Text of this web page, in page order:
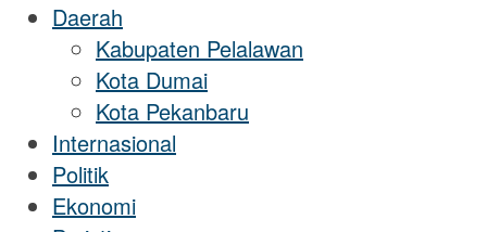
Daerah
Kabupaten Pelalawan
Kota Dumai
Kota Pekanbaru
Internasional
Politik
Ekonomi